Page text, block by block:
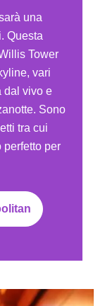
una
Questa
Tower
vari
dal vivo e
Sono
tra cui
perfetto per
di Gatsby